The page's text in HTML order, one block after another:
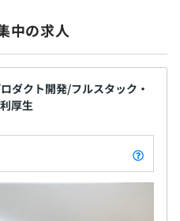
中の求人
ダクト開発/フルスタック・
厚生